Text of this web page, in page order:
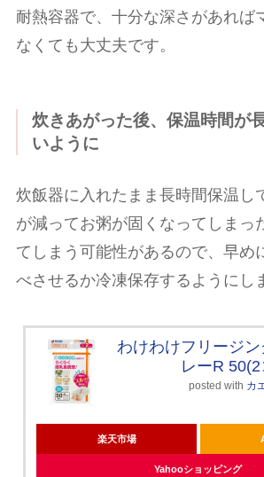
耐熱容器で、十分な深さがあれば
なくても大丈夫です。
炊きあがった後、保温時間が
いように
炊飯器に入れたまま長時間保温し
が減ってお粥が固くなってしまっ
てしまう可能性があるので、早め
べさせるか冷凍保存するようにし
わけわけフリージン
レーR 50(2
posted with カ
楽天市場
Yahooショッピング